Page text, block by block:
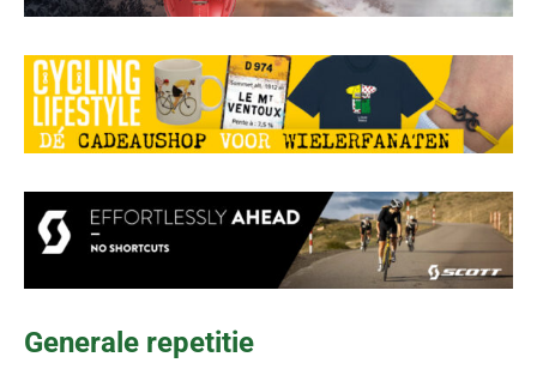
Generale repetitie